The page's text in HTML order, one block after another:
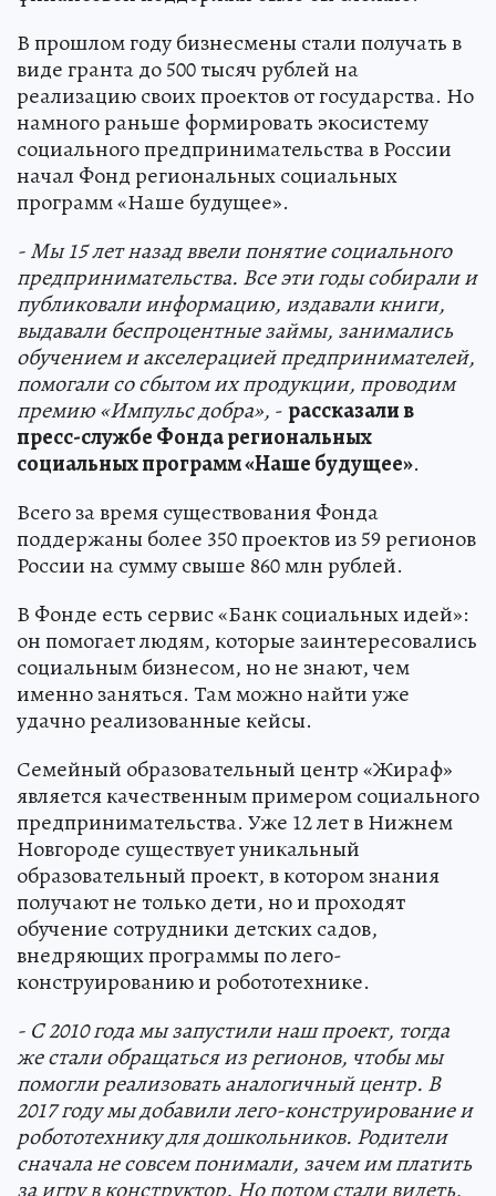
В прошлом году бизнесмены стали получать в
виде гранта до 500 тысяч рублей на
реализацию своих проектов от государства. Но
намного раньше формировать экосистему
социального предпринимательства в России
начал Фонд региональных социальных
программ «Наше будущее».
- Мы 15 лет назад ввели понятие социального
предпринимательства. Все эти годы собирали и
публиковали информацию, издавали книги,
выдавали беспроцентные займы, занимались
обучением и акселерацией предпринимателей,
помогали со сбытом их продукции, проводим
премию «Импульс добра», -рассказали в
пресс-службе Фонда региональных
социальных программ «Наше будущее».
Всего за время существования Фонда
поддержаны более 350 проектов из 59 регионов
России на сумму свыше 860 млн рублей.
В Фонде есть сервис «Банк социальных идей»:
он помогает людям, которые заинтересовались
социальным бизнесом, но не знают, чем
именно заняться. Там можно найти уже
удачно реализованные кейсы.
Семейный образовательный центр «Жираф»
является качественным примером социального
предпринимательства. Уже 12 лет в Нижнем
Новгороде существует уникальный
образовательный проект, в котором знания
получают не только дети, но и проходят
обучение сотрудники детских садов,
внедряющих программы по лего-
конструированию и робототехнике.
- С 2010 года мы запустили наш проект, тогда
же стали обращаться из регионов, чтобы мы
помогли реализовать аналогичный центр. В
2017 году мы добавили лего-конструирование и
робототехнику для дошкольников. Родители
сначала не совсем понимали, зачем им платить
за игру в конструктор. Но потом стали видеть,